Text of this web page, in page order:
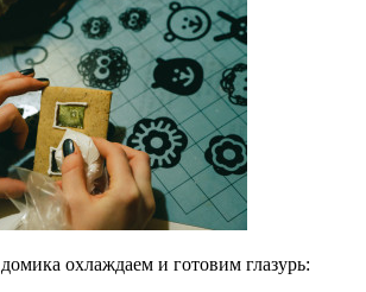
охлаждаем и готовим глазурь: